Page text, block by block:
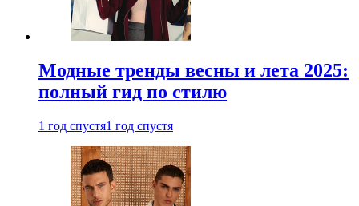
Модные тренды весны и лета 2025:
полный гид по стилю
1 год спустя1 год спустя